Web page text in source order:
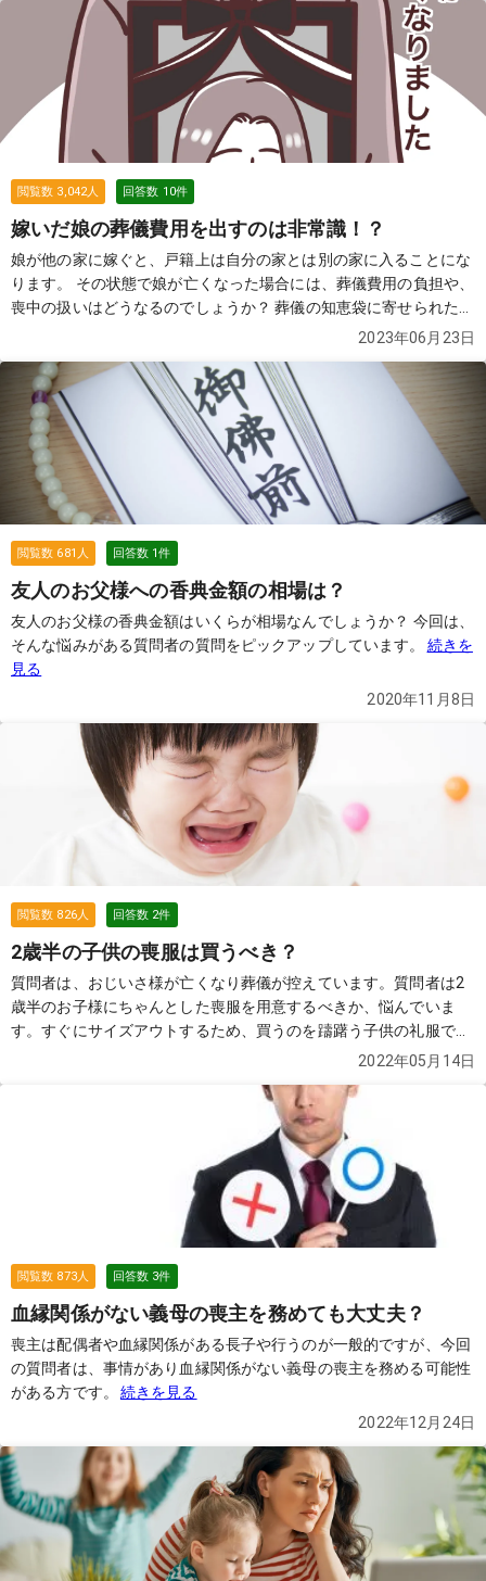
閲覧数 3,042人 回答数 10件
嫁いだ娘の葬儀費用を出すのは非常識！？
娘が他の家に嫁ぐと、戸籍上は自分の家とは別の家に入ることにな
ります。 その状態で娘が亡くなった場合には、葬儀費用の負担や、
喪中の扱いはどうなるのでしょうか？ 葬儀の知恵袋に寄せられた質
2023年06月23日
閲覧数 681 人 回答数 1件
友人のお父様への香典金額の相場は？
友人のお父様の香典金額はいくらが相場なんでしょうか？ 今回は、
そんな悩みがある質問者の質問をピックアップしています。
続きを
見る
2020年11月8日
閲覧数 826人 回答数 2件
2歳半の子供の喪服は買うべき？
質問者は、おじいさ様が亡くなり葬儀が控えています。質問者は2
歳半のお子様にちゃんとした喪服を用意するべきか、悩んでいま
す。すぐにサイズアウトするため、買うのを躊躇う子供の礼服です
2022年05月14日
閲覧数 873人 回答数 3件
血縁関係がない義母の喪主を務めても大丈夫？
喪主は配偶者や血縁関係がある長子や行うのが一般的ですが、今回
の質問者は、事情があり血縁関係がない義母の喪主を務める可能性
がある方です。
続きを見る
2022年12月24日